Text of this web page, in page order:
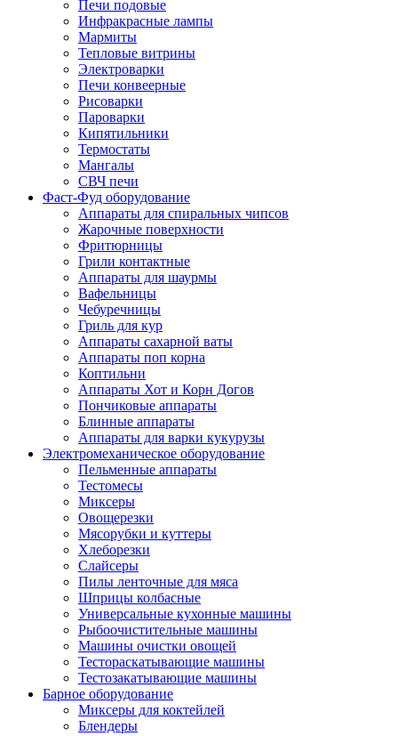
Печи подовые
Инфракрасные лампы
Мармиты
Тепловые витрины
Электроварки
Печи конвеерные
Рисоварки
Пароварки
Кипятильники
Термостаты
Мангалы
СВЧ печи
Фаст-Фуд оборудование
Аппараты для спиральных чипсов
Жарочные поверхности
Фритюрницы
Грили контактные
Аппараты для шаурмы
Вафельницы
Чебуречницы
Гриль для кур
Аппараты сахарной ваты
Аппараты поп корна
Коптильни
Аппараты Хот и Корн Догов
Пончиковые аппараты
Блинные аппараты
Аппараты для варки кукурузы
Электромеханическое оборудование
Пельменные аппараты
Тестомесы
Миксеры
Овощерезки
Мясорубки и куттеры
Хлеборезки
Слайсеры
Пилы ленточные для мяса
Шприцы колбасные
Универсальные кухонные машины
Рыбоочистительные машины
Машины очистки овощей
Тестораскатывающие машины
Тестозакатывающие машины
Барное оборудование
Миксеры для коктейлей
Блендеры